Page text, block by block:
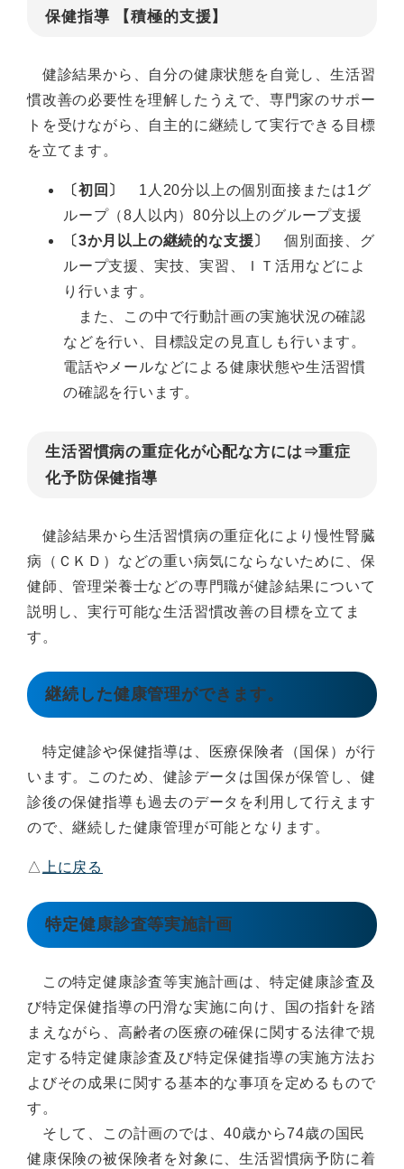
保健指導 【積極的支援】
健診結果から、自分の健康状態を自覚し、生活習
慣改善の必要性を理解したうえで、専門家のサポー
トを受けながら、自主的に継続して実行できる目標
を立てます。
〔初回〕
1人20分以上の個別面接または1グ
ループ（8人以内）80分以上のグループ支援
〔3か月以上の継続的な支援〕
個別面接、グ
ループ支援、実技、実習、ＩＴ活用などによ
り行います。
また、この中で行動計画の実施状況の確認
などを行い、目標設定の見直しも行います。
電話やメールなどによる健康状態や生活習慣
の確認を行います。
生活習慣病の重症化が心配な方には⇒重症
化予防保健指導
健診結果から生活習慣病の重症化により慢性腎臓
病（ＣＫＤ）などの重い病気にならないために、保
健師、管理栄養士などの専門職が健診結果について
説明し、実行可能な生活習慣改善の目標を立てま
す。
継続した健康管理ができます。
特定健診や保健指導は、医療保険者（国保）が行
います。このため、健診データは国保が保管し、健
診後の保健指導も過去のデータを利用して行えます
ので、継続した健康管理が可能となります。
△ 上に戻る
特定健康診査等実施計画
この特定健康診査等実施計画は、特定健康診査及
び特定保健指導の円滑な実施に向け、国の指針を踏
まえながら、高齢者の医療の確保に関する法律で規
定する特定健康診査及び特定保健指導の実施方法お
よびその成果に関する基本的な事項を定めるもので
す。
そして、この計画のでは、40歳から74歳の国民
健康保険の被保険者を対象に、生活習慣病予防に着